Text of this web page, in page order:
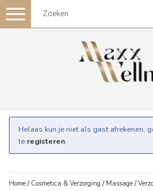
Toggle
navigation
Helaas kun je niet als gast afrekenen,
te registeren.
Home / Cosmetica & Verzorging / Massage /